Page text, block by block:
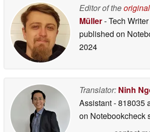
Editor of the
Müller- Tech Writer
published on
2024
Translator: Ninh
Assistant- 818035
on Notebookcheck